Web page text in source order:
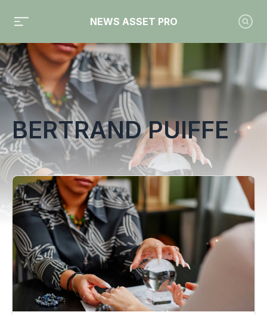
NEWS ASSET PRO
Toute l'actualité sur le tag "bertrand puiffe"
BERTRAND PUIFFE